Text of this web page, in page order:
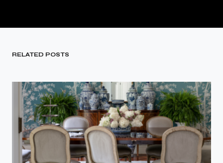
RELATED POSTS